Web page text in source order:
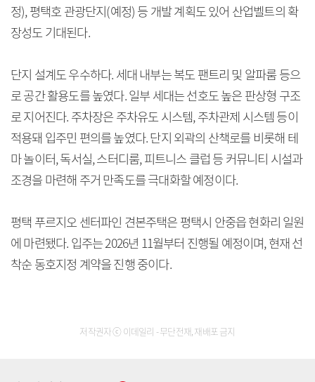
정), 평택호 관광단지(예정) 등 개발 계획도 있어 산업벨트의 확
장성도 기대된다.
단지 설계도 우수하다. 세대 내부는 복도 팬트리 및 알파룸 등으
로 공간 활용도를 높였다. 일부 세대는 선호도 높은 판상형 구조
로 지어진다. 주차장은 주차유도 시스템, 주차관제 시스템 등이
적용돼 입주민 편의를 높였다. 단지 외곽의 산책로를 비롯해 테
마 놀이터, 독서실, 스터디룸, 피트니스 클럽 등 커뮤니티 시설과
조경을 마련해 주거 만족도를 극대화할 예정이다.
평택 푸르지오 센터파인 견본주택은 평택시 안중읍 현화리 일원
에 마련됐다. 입주는 2026년 11월부터 진행될 예정이며, 현재 선
착순 동호지정 계약을 진행 중이다.
저작권자 ⓒ 이데일리 - 무단전재, 재배포 금지